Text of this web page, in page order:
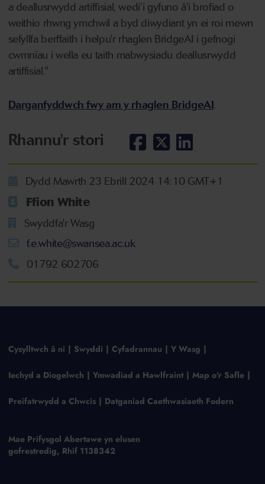
a deallusrwydd artiffisial, wedi’i gyfuno â'i brofiad o
weithio rhwng ymchwil a byd diwydiant yn ei roi mewn
sefyllfa berffaith i helpu'r rhaglen BridgeAI i gefnogi
cwmnïau i wella eu taith mabwysiadu deallusrwydd
artiffisial."
Darganfyddwch fwy am y rhaglen BridgeAI.
Rhannu'r stori
Dydd Mawrth 23 Ebrill 2024 14:10 GMT+1
Ffion White
Swyddfa'r Wasg
f.e.white@swansea.ac.uk
01792 602706
Cysylltwch â ni Swyddi Cyfadrannau Y Wasg
Iechyd a Diogelwch Ymwadiad a Hawlfraint Map o'r Safle
Preifatrwydd a Chwcis Datganiad Caethwasiaeth Fodern
Mae Prifysgol Abertawe yn elusen
gofrestredig, Rhif 1138342